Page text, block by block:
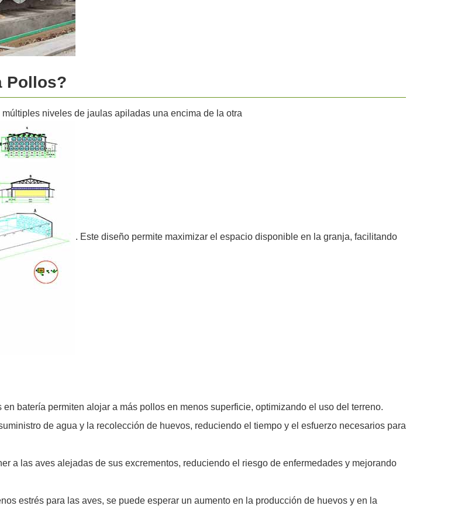
Pollos?
niveles de jaulas apiladas una encima de la otra
. Este diseño permite maximizar el espacio disponible en la granja, facilitando
batería permiten alojar a más pollos en menos superficie, optimizando el uso del terreno.
de agua y la recolección de huevos, reduciendo el tiempo y el esfuerzo necesarios para
a las aves alejadas de sus excrementos, reduciendo el riesgo de enfermedades y mejorando
estrés para las aves, se puede esperar un aumento en la producción de huevos y en la